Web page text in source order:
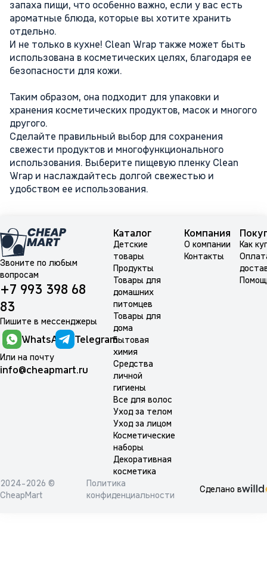
запаха пищи, что особенно важно, если у вас есть
ароматные блюда, которые вы хотите хранить
отдельно.
И не только в кухне! Clean Wrap также может быть
использована в косметических целях, благодаря ее
безопасности для кожи.
Таким образом, она подходит для упаковки и
хранения косметических продуктов, масок и многого
другого.
Сделайте правильный выбор для сохранения
свежести продуктов и многофункционального
использования. Выберите пищевую пленку Clean
Wrap и наслаждайтесь долгой свежестью и
удобством ее использования.
Звоните по любым
вопросам
+7 993 398 68
83
Пишите в мессенджеры
WhatsApp Telegram
Или на почту
info@cheapmart.ru
Каталог
Детские
товары
Продукты
Товары для
домашних
питомцев
Товары для
дома
Бытовая
химия
Средства
личной
гигиены
Все для волос
Уход за телом
Уход за лицом
Косметические
наборы
Декоративная
косметика
Компания
О компании
Контакты
Как
2024-2026 ©
CheapMart
Политика
конфиденциальности
Сделано в